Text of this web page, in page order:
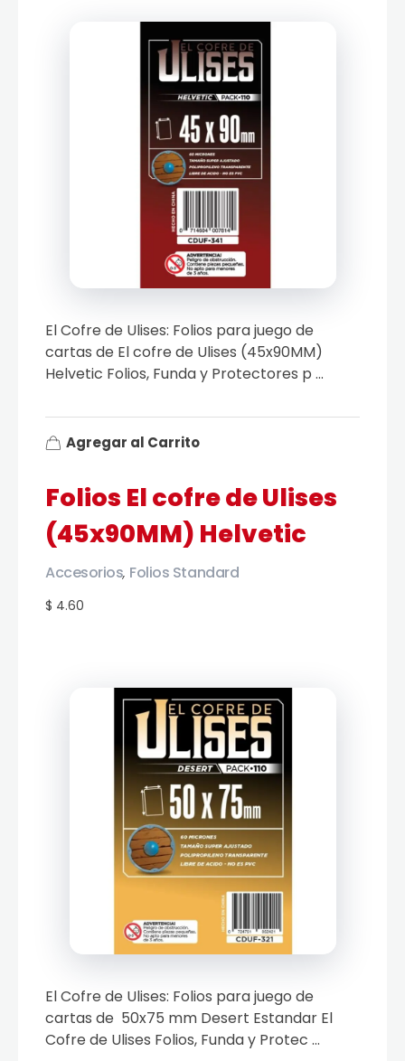
Folios El cofre de Ulises
(45x90MM) Helvetic
$ 4.60
Accesorios, Folios Standard
El Cofre de Ulises: Folios para juego de
cartas de El cofre de Ulises (45x90MM)
Helvetic Folios, Funda y Protectores p ...
Agregar al Carrito
El Cofre de Ulises: Folios para juego de
cartas de 50x75 mm Desert Estandar El
Cofre de Ulises Folios, Funda y Protec ...